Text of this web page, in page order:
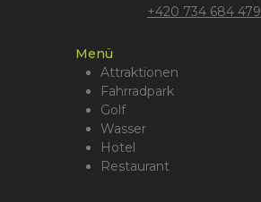
+420 734 684 479
Menü
Attraktionen
Fahrradpark
Golf
Wasser
Hotel
Restaurant